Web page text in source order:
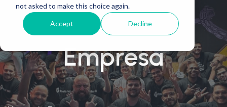
not asked to make this choice again.
Accept Decline
Empresa